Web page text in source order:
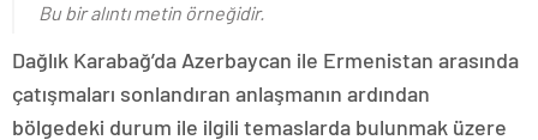
Bu bir alıntı metin örneğidir.
Dağlık Karabağ’da Azerbaycan ile Ermenistan arasında
çatışmaları sonlandıran anlaşmanın ardından
bölgedeki durum ile ilgili temaslarda bulunmak üzere